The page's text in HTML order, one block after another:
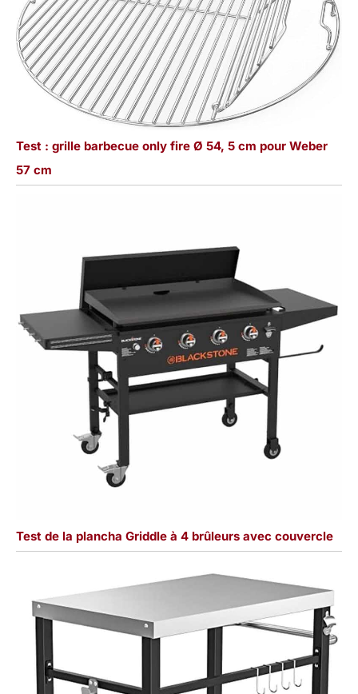
Test : grille barbecue only fire Ø 54, 5 cm pour Weber
57 cm
Test de la plancha Griddle à 4 brûleurs avec couvercle